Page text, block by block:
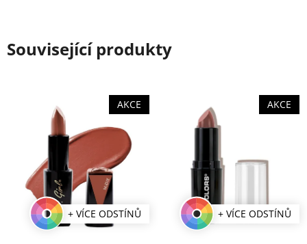
Související produkty
AKCE
+ VÍCE ODSTÍNŮ
AKCE
+ VÍCE ODSTÍNŮ